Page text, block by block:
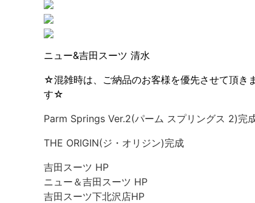
ニュー&吉田スーツ 清水
☆混雑時は、ご納品のお客様を優先させて頂き
す☆
Parm Springs Ver.2(パーム スプリングス 2)完
THE ORIGIN(ジ・オリジン)完成
吉田スーツ HP
ニュー＆吉田スーツ HP
吉田スーツ下北沢店HP